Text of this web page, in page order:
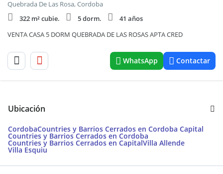
Quebrada De Las Rosa, Cordoba
322 m² cubie.
5 dorm.
41 años
VENTA CASA 5 DORM QUEBRADA DE LAS ROSAS APTA CRED
WhatsApp Contactar
Ubicación
CordobaCountries y Barrios Cerrados en Cordoba Capital
Countries y Barrios Cerrados en Cordoba
Countries y Barrios Cerrados en CapitalVilla Allende
Villa Esquiu